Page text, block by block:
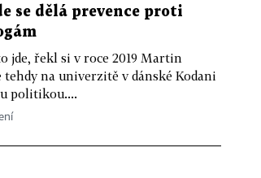
se dělá prevence proti
jde, řekl si v roce 2019 Martin
tehdy na univerzitě v dánské Kodani
politikou....